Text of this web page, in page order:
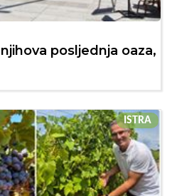
posljednja oaza,
ISTRA